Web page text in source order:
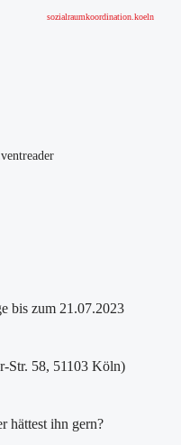
sozialraumkoordination.koeln
bis zum 21.07.2023
Str. 58, 51103 Köln)
hättest ihn gern?